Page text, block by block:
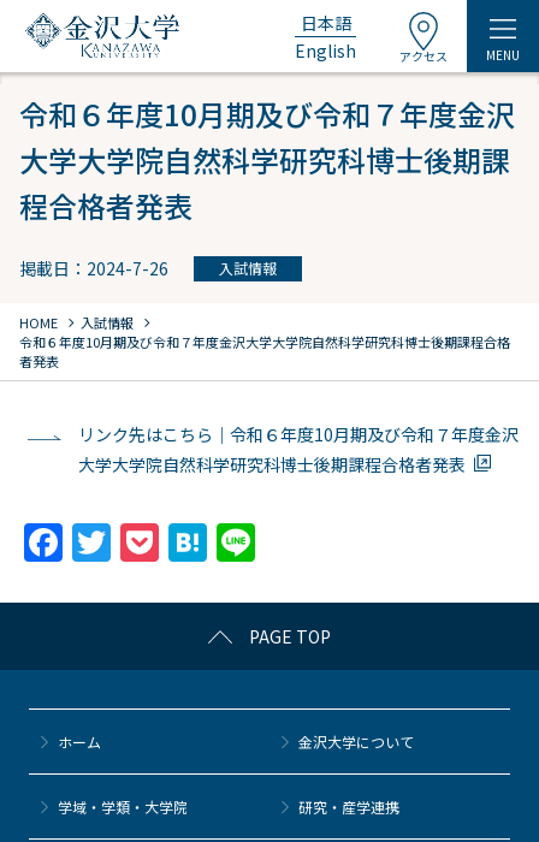
日本語
English
アクセス MENU
令和６年度10月期及び令和７年度金沢
大学大学院自然科学研究科博士後期課
程合格者発表
掲載日：2024-7-26 入試情報
HOME chevron_right 入試情報 chevron_right
令和６年度10月期及び令和７年度金沢大学大学院自然科学研究科博士後期課程合格
者発表
リンク先はこちら｜令和６年度10月期及び令和７年度金沢
大学大学院自然科学研究科博士後期課程合格者発表
F
c
e
b
o
o
k
T
itt
er
P
c
k
et
H
e
n
a
e
PAGE TOP
ホーム 金沢大学について
学域・学類・大学院 研究・産学連携